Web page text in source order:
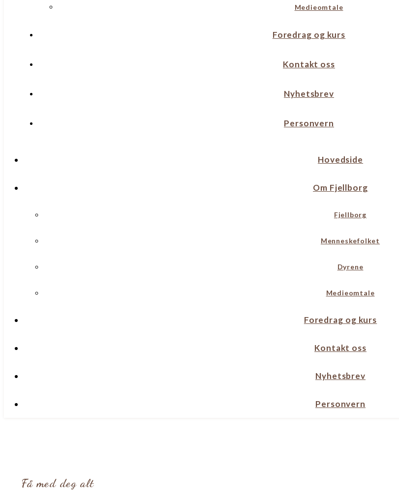
Medieomtale
Foredrag og kurs
Kontakt oss
Nyhetsbrev
Personvern
Hovedside
Om Fjellborg
Fjellborg
Menneskefolket
Dyrene
Medieomtale
Foredrag og kurs
Kontakt oss
Nyhetsbrev
Personvern
Få med deg alt